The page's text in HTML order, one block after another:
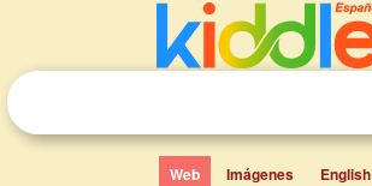
Web Imágenes English